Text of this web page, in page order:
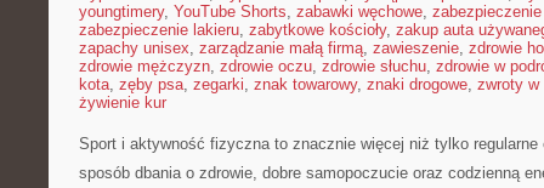
youngtimery, YouTube Shorts, zabawki węchowe,
zabezpieczenie lakieru, zabytkowe kościoły, zakup auta
zapachy unisex, zarządzanie małą firmą, zawieszenie, zdrowie
zdrowie mężczyzn, zdrowie oczu, zdrowie słuchu, zdrowie w
kota, zęby psa, zegarki, znak towarowy, znaki drogowe, zwroty w
żywienie kur
Sport i aktywność fizyczna to znacznie więcej niż tylko
sposób dbania o zdrowie, dobre samopoczucie oraz codzienną